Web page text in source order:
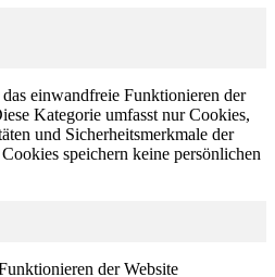
einwandfreie Funktionieren der
Kategorie umfasst nur Cookies,
und Sicherheitsmerkmale der
speichern keine persönlichen
der Website